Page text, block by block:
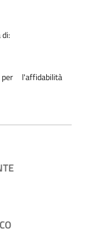
l'affidabilità